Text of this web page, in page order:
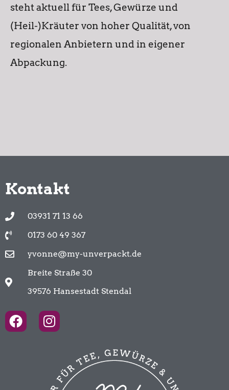
steht aktuell für Tees, Gewürze und
(Heil-)Kräuter von hoher Qualität, von
regionalen Anbietern und in eigener
Abpackung.
Kontakt
03931 71 13 66
0173 60 49 367
yvonne@my-unverpackt.de
Breite Straße 30
39576 Hansestadt Stendal